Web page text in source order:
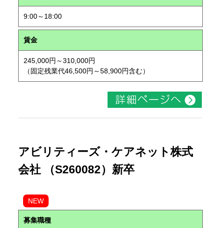
9:00～18:00
賃金
245,000円～310,000円
（固定残業代46,500円～58,900円含む）
アビリティーズ・ケアネット株式
会社 （S260082）新卒
NEW
募集職種